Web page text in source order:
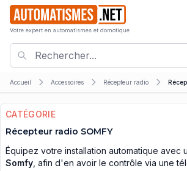
Votre expert en automatismes et domotique
Accueil Accessoires Récepteur radio
CATÉGORIE
Récepteur radio SOMFY
Équipez votre installation automatique avec
Somfy , afin d'en avoir le contrôle via une